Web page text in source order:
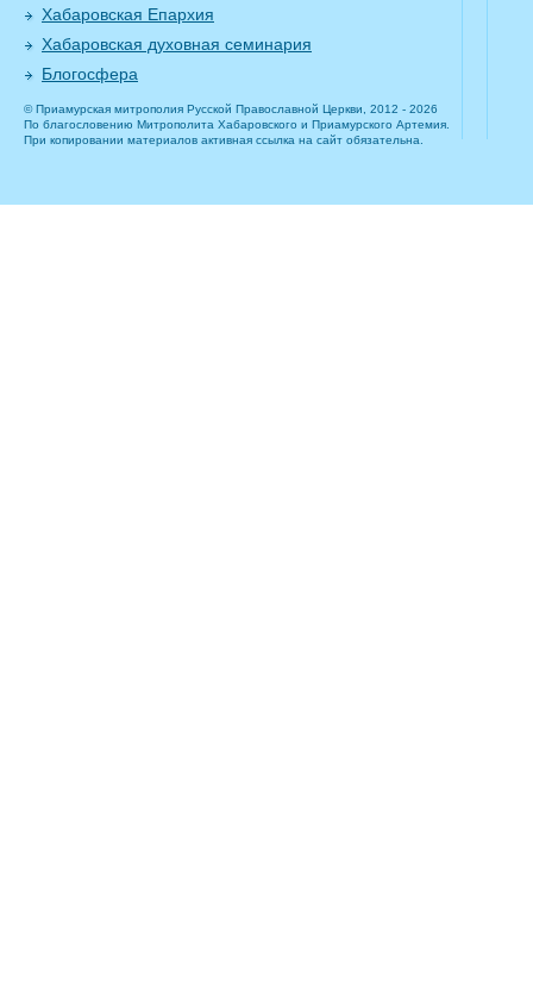
Хабаровская Епархия
Хабаровская духовная семинария
Блогосфера
© Приамурская митрополия Русской Православной Церкви, 2012 - 2026
По благословению Митрополита Хабаровского и Приамурского Артемия.
При копировании материалов активная ссылка на сайт обязательна.